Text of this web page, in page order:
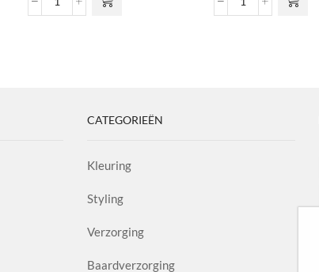
Shine
Eco
CATEGORIEËN
Kleuring
Styling
Verzorging
Baardverzorging